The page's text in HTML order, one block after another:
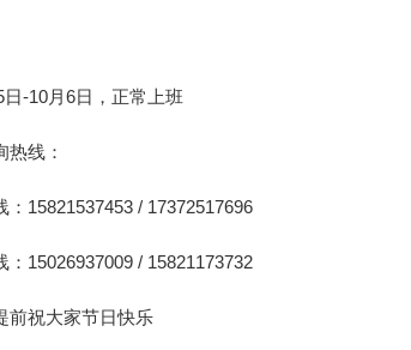
日-10月6日，正常上班
热线：
：15821537453 / 17372517696
：15026937009 / 15821173732
前祝大家节日快乐